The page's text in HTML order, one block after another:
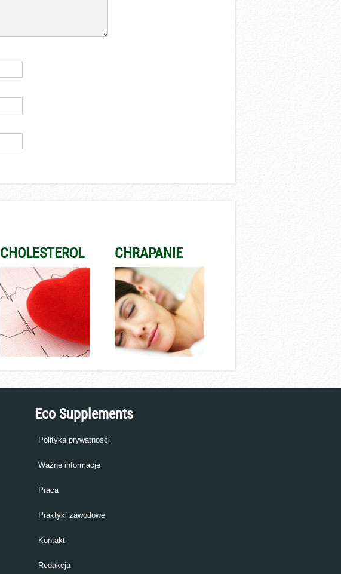
CHOLESTEROL CHRAPANIE
Eco Supplements
Polityka prywatności
Ważne informacje
Praca
Praktyki zawodowe
Kontakt
Redakcja